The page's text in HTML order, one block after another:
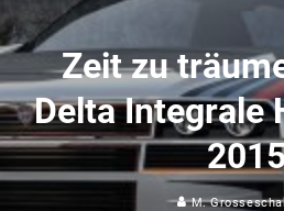
Zeit zu
Delta Integrale
M.